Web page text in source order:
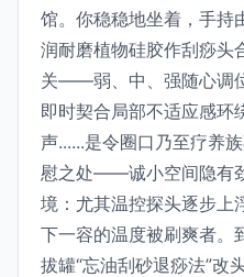
馆。你稳稳地坐着，手持
润耐磨植物硅胶作刮痧头
关——弱、中、强随心调
即时契合局部不适应感环
声......是令圈口乃至疗养
慰之处——诚小空间隐有
境：尤其温控探头逐步上
下一容的温度被刷爽者。
拔罐“忘油刮砂退痧法”改